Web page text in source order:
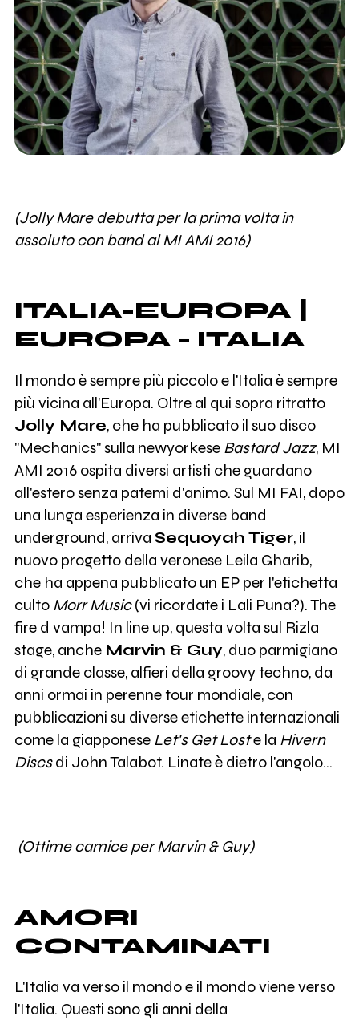
(Jolly Mare debutta per la prima volta in
assoluto con band al MI AMI 2016)
ITALIA-EUROPA |
EUROPA - ITALIA
Il mondo è sempre più piccolo e l'Italia è sempre
più vicina all'Europa. Oltre al qui sopra ritratto
Jolly Mare, che ha pubblicato il suo disco
"Mechanics" sulla newyorkese Bastard Jazz, MI
AMI 2016 ospita diversi artisti che guardano
all'estero senza patemi d'animo. Sul MI FAI, dopo
una lunga esperienza in diverse band
underground, arriva Sequoyah Tiger, il
nuovo progetto della veronese Leila Gharib,
che ha appena pubblicato un EP per l'etichetta
culto Morr Music(vi ricordate i Lali Puna?). The
fire d vampa! In line up, questa volta sul Rizla
stage, anche Marvin & Guy, duo parmigiano
di grande classe, alfieri della groovy techno, da
anni ormai in perenne tour mondiale, con
pubblicazioni su diverse etichette internazionali
come la giapponese Let's Get Loste la Hivern
Discsdi John Talabot. Linate è dietro l'angolo...
(Ottime camice per Marvin & Guy)
AMORI
CONTAMINATI
L'Italia va verso il mondo e il mondo viene verso
l'Italia. Questi sono gli anni della